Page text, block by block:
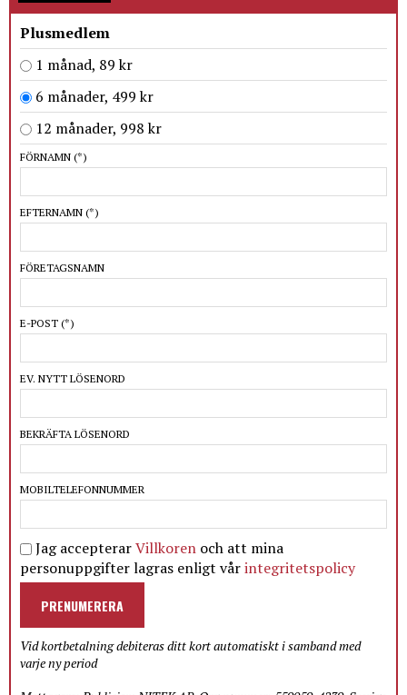
Plusmedlem
1 månad, 89 kr
6 månader, 499 kr
12 månader, 998 kr
FÖRNAMN (*)
EFTERNAMN (*)
FÖRETAGSNAMN
E-POST (*)
EV. NYTT LÖSENORD
BEKRÄFTA LÖSENORD
MOBILTELEFONNUMMER
Jag accepterarVillkoren och att mina
personuppgifter lagras enligt vårintegritetspolicy
PRENUMERERA
Vid kortbetalning debiteras ditt kort automatiskt i samband med
varje ny period